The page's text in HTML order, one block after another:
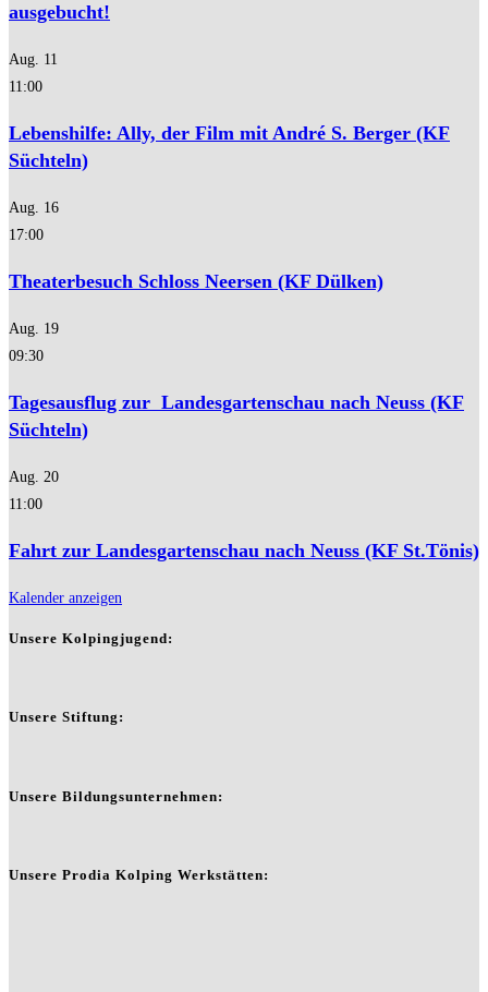
ausgebucht!
Aug. 11
11:00
Lebenshilfe: Ally, der Film mit André S. Berger (KF
Süchteln)
Aug. 16
17:00
Theaterbesuch Schloss Neersen (KF Dülken)
Aug. 19
09:30
Tagesausflug zur Landesgartenschau nach Neuss (KF
Süchteln)
Aug. 20
11:00
Fahrt zur Landesgartenschau nach Neuss (KF St.Tönis)
Kalender anzeigen
Unsere Kolpingjugend:
Unsere Stiftung:
Unsere Bildungsunternehmen:
Unsere Prodia Kolping Werkstätten: